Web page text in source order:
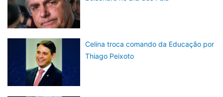
Celina troca comando da Educação por
Thiago Peixoto